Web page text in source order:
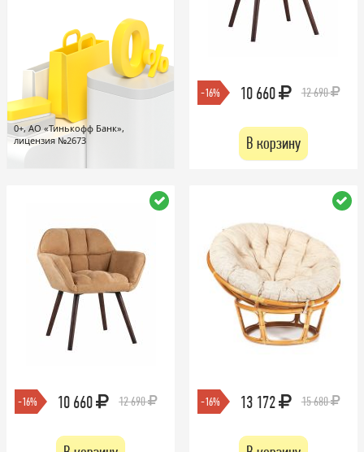
0+, АО «Тинькофф Банк»,
лицензия №2673
-16% 10 660 12 690
В корзину
-16% 10 660 12 690 -16% 13 172 15 680